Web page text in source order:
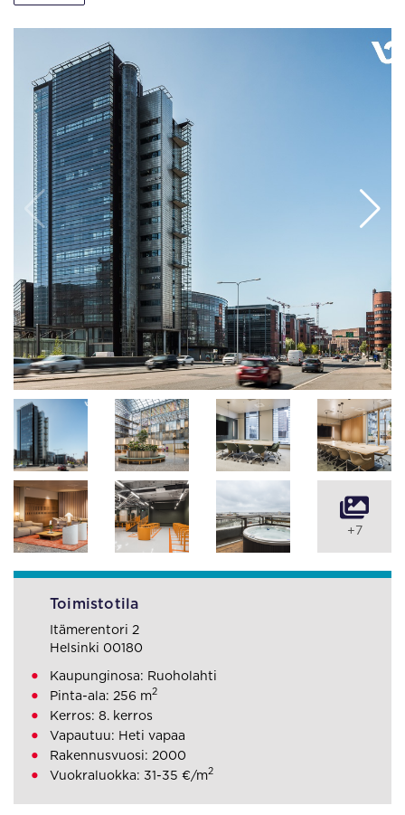
+7
Toimistotila
Itämerentori 2
Helsinki 00180
Kaupunginosa: Ruoholahti
Pinta-ala: 256 m2
Kerros: 8. kerros
Vapautuu: Heti vapaa
Rakennusvuosi: 2000
Vuokraluokka: 31-35 €/m2